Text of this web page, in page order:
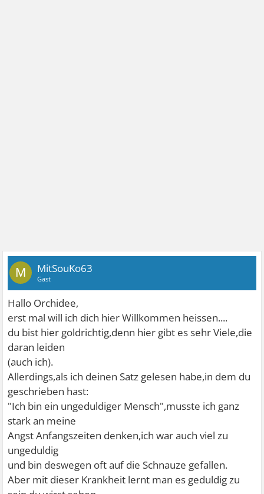
M MitSouKo63
Gast
Hallo Orchidee,
erst mal will ich dich hier Willkommen heissen....
du bist hier goldrichtig,denn hier gibt es sehr Viele,die
daran leiden
(auch ich).
Allerdings,als ich deinen Satz gelesen habe,in dem du
geschrieben hast:
"Ich bin ein ungeduldiger Mensch",musste ich ganz
stark an meine
Angst Anfangszeiten denken,ich war auch viel zu
ungeduldig
und bin deswegen oft auf die Schnauze gefallen.
Aber mit dieser Krankheit lernt man es geduldig zu